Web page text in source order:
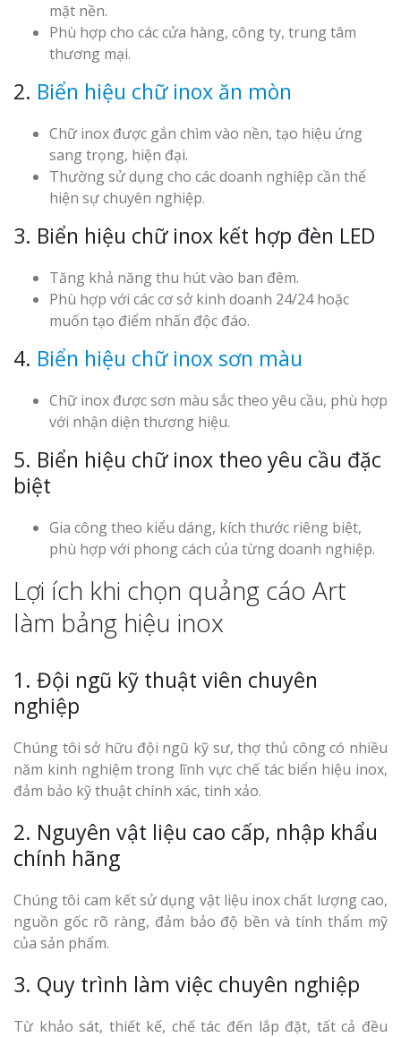
mặt nền.
Phù hợp cho các cửa hàng, công ty, trung tâm
thương mại.
2. Biển hiệu chữ inox ăn mòn
Chữ inox được gắn chìm vào nền, tạo hiệu ứng
sang trọng, hiện đại.
Thường sử dụng cho các doanh nghiệp cần thể
hiện sự chuyên nghiệp.
3. Biển hiệu chữ inox kết hợp đèn LED
Tăng khả năng thu hút vào ban đêm.
Phù hợp với các cơ sở kinh doanh 24/24 hoặc
muốn tạo điểm nhấn độc đáo.
4. Biển hiệu chữ inox sơn màu
Chữ inox được sơn màu sắc theo yêu cầu, phù hợp
với nhận diện thương hiệu.
5. Biển hiệu chữ inox theo yêu cầu đặc
biệt
Gia công theo kiểu dáng, kích thước riêng biệt,
phù hợp với phong cách của từng doanh nghiệp.
Lợi ích khi chọn quảng cáo Art
làm bảng hiệu inox
1. Đội ngũ kỹ thuật viên chuyên
nghiệp
Chúng tôi sở hữu đội ngũ kỹ sư, thợ thủ công có nhiều
năm kinh nghiệm trong lĩnh vực chế tác biển hiệu inox,
đảm bảo kỹ thuật chính xác, tinh xảo.
2. Nguyên vật liệu cao cấp, nhập khẩu
chính hãng
Chúng tôi cam kết sử dụng vật liệu inox chất lượng cao,
nguồn gốc rõ ràng, đảm bảo độ bền và tính thẩm mỹ
của sản phẩm.
3. Quy trình làm việc chuyên nghiệp
Từ khảo sát, thiết kế, chế tác đến lắp đặt, tất cả đều